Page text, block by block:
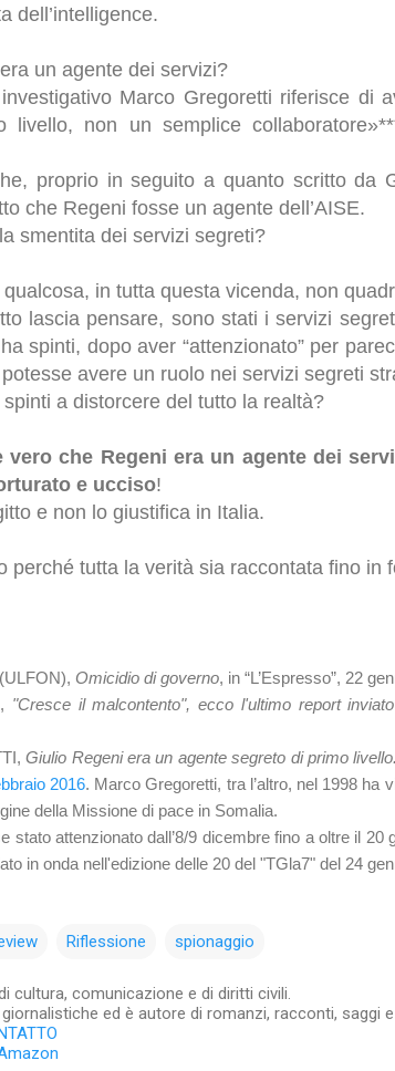
dell’intelligence.
un agente dei servizi?
Marco Gregoretti riferisce di
non un semplice
proprio in seguito a quanto scritto da
che Regeni fosse un agente dell’AISE.
smentita dei servizi segreti?
in tutta questa vicenda, non
lascia pensare, sono stati i servizi
spinti, dopo aver “attenzionato” per
avere un ruolo nei servizi segreti
a distorcere del tutto la realtà?
vero che Regeni era un agente dei
e ucciso!
e non lo giustifica in Italia.
perché tutta la verità sia raccontata fino in
Omicidio di governo, in “L’Espresso”, 22
"Cresce il malcontento", ecco l'ultimo report
Giulio Regeni era un agente segreto di primo
2016. Marco Gregoretti, tra l’altro, nel 1998 ha
della Missione di pace in Somalia.
stato attenzionato dall’8/9 dicembre fino a oltre il 20
in onda nell'edizione delle 20 del "TGla7" del 24
Riflessione
spionaggio
cultura, comunicazione e di diritti civili.
ed è autore di romanzi, racconti, saggi